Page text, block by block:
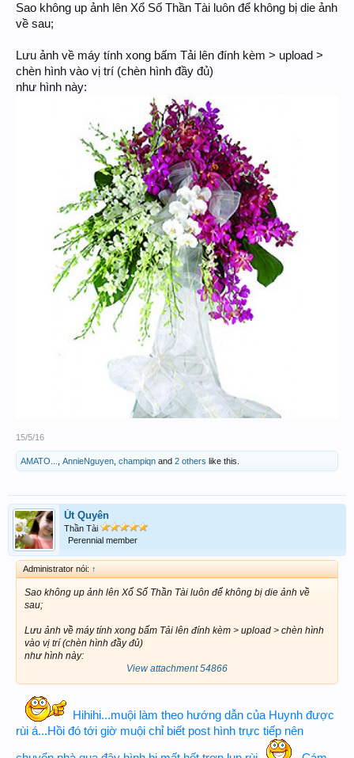
Sao không up ảnh lên Xổ Số Thần Tài luôn để không bị die ảnh
về sau;
Lưu ảnh về máy tính xong bấm Tải lên đính kèm > upload >
chèn hình vào vị trí (chèn hình đầy đủ)
như hình này:
15/5/16
AMATO... AnnieNguyen champiqn and 2 others like this.
Út Quyên
Thần Tài
Perennial member
Administrator nói: ↑
Sao không up ảnh lên Xổ Số Thần Tài luôn để không bị die ảnh về
sau;
Lưu ảnh về máy tính xong bấm Tải lên đính kèm > upload > chèn hình
vào vị trí (chèn hình đầy đủ)
như hình này:
View attachment 54866
Hihihi...muội làm theo hướng dẫn của Huynh được
rùi á...Hồi đó tới giờ muội chỉ biết post hình trực tiếp nên